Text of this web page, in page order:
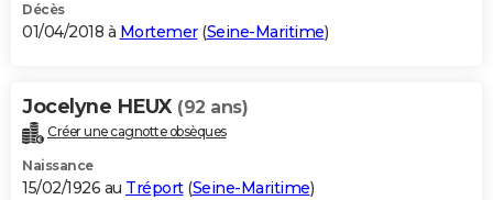
Décès
01/04/2018 à Mortemer(Seine-Maritime)
Jocelyne HEUX (92 ans)
Créer une cagnotte obsèques
Naissance
15/02/1926 au Tréport(Seine-Maritime)